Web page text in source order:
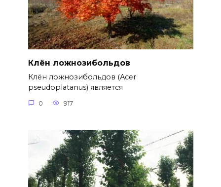
Клён ложнозибольдов
Клён ложнозибольдов (Acer
pseudoplatanus) является
0 917